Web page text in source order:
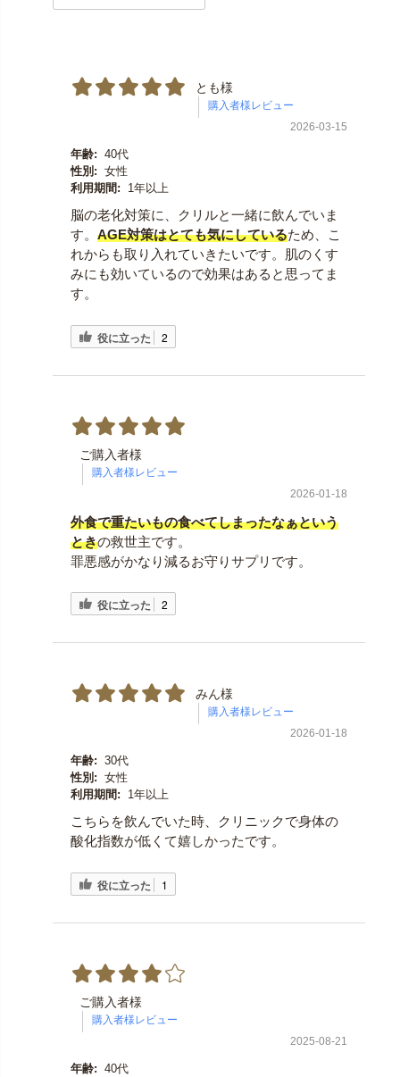
とも様
2026-03-15
年齢: 40代
性別: 女性
利用期間:
1年以上
脳の老化対策に、クリルと一緒に飲んでいま
す。 AGE対策はとても気にしているため、こ
れからも取り入れていきたいです。肌のくす
みにも効いているので効果はあると思ってま
す。
役に立った 2
ご購入者様
2026-01-18
外食で重たいもの食べてしまったなぁという
ときの救世主です。
罪悪感がかなり減るお守りサプリです。
役に立った 2
みん様
2026-01-18
年齢: 30代
性別: 女性
利用期間:
1年以上
こちらを飲んでいた時、クリニックで身体の
酸化指数が低くて嬉しかったです。
役に立った 1
ご購入者様
2025-08-21
年齢: 40代